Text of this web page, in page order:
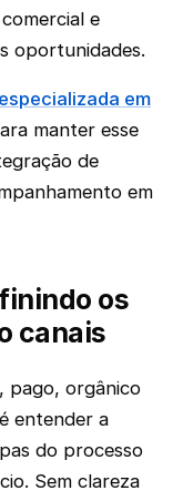
e
oportunidades.
em
manter esse
de
em
os
canais
pago, orgânico
entender a
do processo
Sem clareza